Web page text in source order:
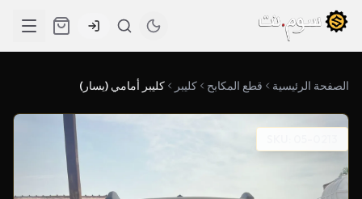
الصفحة الرئيسية قطع المكابح كليبر كليبر أمامي (يسار)